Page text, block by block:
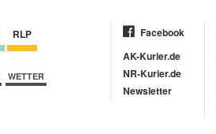
RLP
WETTER
Facebook
AK-Kurier.de
NR-Kurier.de
Newsletter